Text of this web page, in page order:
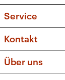
Kakadu
Service
FAQ
Apps
Kontakt
Social
Über uns